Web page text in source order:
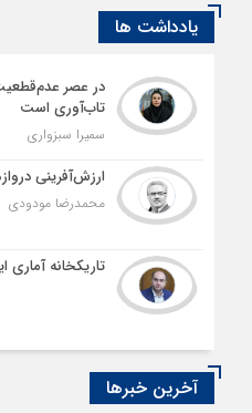
یادداشت ها
در عصر
تاب‌آوری است
سمیرا سبزواری
ارزش‌آفرینی
محمدرضا مودودی
تاریکخانه آماری
آخرین خبرها